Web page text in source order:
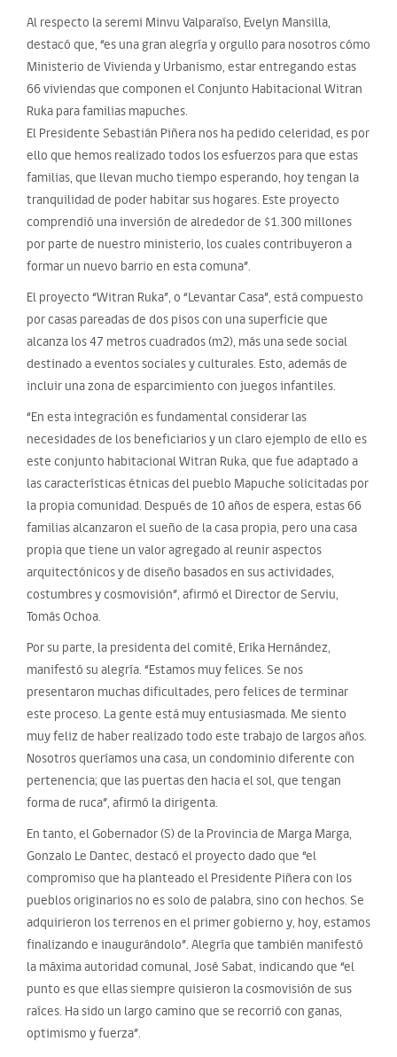
Al respecto la seremi Minvu Valparaíso, Evelyn Mansilla,
destacó que, “es una gran alegría y orgullo para nosotros cómo
Ministerio de Vivienda y Urbanismo, estar entregando estas
66 viviendas que componen el Conjunto Habitacional Witran
Ruka para familias mapuches.
El Presidente Sebastián Piñera nos ha pedido celeridad, es por
ello que hemos realizado todos los esfuerzos para que estas
familias, que llevan mucho tiempo esperando, hoy tengan la
tranquilidad de poder habitar sus hogares. Este proyecto
comprendió una inversión de alrededor de $1.300 millones
por parte de nuestro ministerio, los cuales contribuyeron a
formar un nuevo barrio en esta comuna”.
El proyecto “Witran Ruka”, o “Levantar Casa”, está compuesto
por casas pareadas de dos pisos con una superficie que
alcanza los 47 metros cuadrados (m2), más una sede social
destinado a eventos sociales y culturales. Esto, además de
incluir una zona de esparcimiento con juegos infantiles.
“En esta integración es fundamental considerar las
necesidades de los beneficiarios y un claro ejemplo de ello es
este conjunto habitacional Witran Ruka, que fue adaptado a
las características étnicas del pueblo Mapuche solicitadas por
la propia comunidad. Después de 10 años de espera, estas 66
familias alcanzaron el sueño de la casa propia, pero una casa
propia que tiene un valor agregado al reunir aspectos
arquitectónicos y de diseño basados en sus actividades,
costumbres y cosmovisión”, afirmó el Director de Serviu,
Tomás Ochoa.
Por su parte, la presidenta del comité, Erika Hernández,
manifestó su alegría. “Estamos muy felices. Se nos
presentaron muchas dificultades, pero felices de terminar
este proceso. La gente está muy entusiasmada. Me siento
muy feliz de haber realizado todo este trabajo de largos años.
Nosotros queríamos una casa, un condominio diferente con
pertenencia; que las puertas den hacia el sol, que tengan
forma de ruca”, afirmó la dirigenta.
En tanto, el Gobernador (S) de la Provincia de Marga Marga,
Gonzalo Le Dantec, destacó el proyecto dado que “el
compromiso que ha planteado el Presidente Piñera con los
pueblos originarios no es solo de palabra, sino con hechos. Se
adquirieron los terrenos en el primer gobierno y, hoy, estamos
finalizando e inaugurándolo”. Alegría que también manifestó
la máxima autoridad comunal, José Sabat, indicando que “el
punto es que ellas siempre quisieron la cosmovisión de sus
raíces. Ha sido un largo camino que se recorrió con ganas,
optimismo y fuerza”.